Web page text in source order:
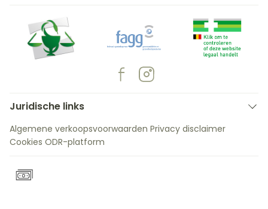
Juridische links
Algemene verkoopsvoorwaarden Privacy disclaimer
Cookies ODR-platform